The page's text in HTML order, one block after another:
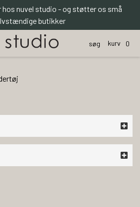
hos nuvel studio - og støtter os små
butikker
søg kurv 0